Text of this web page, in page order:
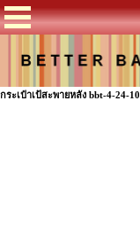
กระเป๋าเป้สะพายหลัง bbt-4-24-10